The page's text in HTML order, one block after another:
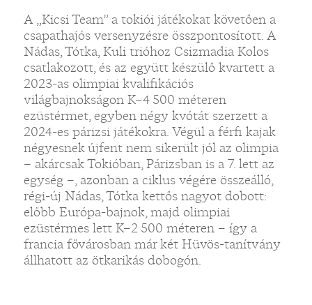
A „Kicsi Team” a tokiói játékokat követően a
csapathajós versenyzésre összpontosított. A
Nádas, Tótka, Kuli trióhoz Csizmadia Kolos
csatlakozott, és az együtt készülő kvartett a
2023-as olimpiai kvalifikációs
világbajnokságon K–4 500 méteren
ezüstérmet, egyben négy kvótát szerzett a
2024-es párizsi játékokra. Végül a férfi kajak
négyesnek újfent nem sikerült jól az olimpia
– akárcsak Tokióban, Párizsban is a 7. lett az
egység –, azonban a ciklus végére összeálló,
régi-új Nádas, Tótka kettős nagyot dobott:
előbb Európa-bajnok, majd olimpiai
ezüstérmes lett K–2 500 méteren – így a
francia fővárosban már két Hüvös-tanítvány
állhatott az ötkarikás dobogón.